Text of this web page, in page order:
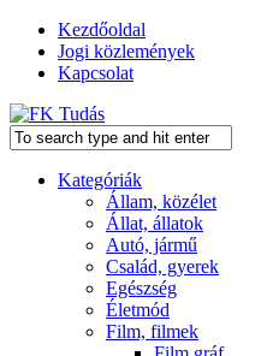
Kezdőoldal
Jogi közlemények
Kapcsolat
Kategóriák
Állam, közélet
Állat, állatok
Autó, jármű
Család, gyerek
Egészség
Életmód
Film, filmek